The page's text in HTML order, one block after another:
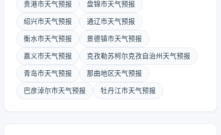
贵港市天气预报 盘锦市天气预报
绍兴市天气预报 通辽市天气预报
衡水市天气预报 景德镇市天气预报
嘉义市天气预报 克孜勒苏柯尔克孜自治州天气预报
青岛市天气预报 那曲地区天气预报
巴彦淖尔市天气预报 牡丹江市天气预报